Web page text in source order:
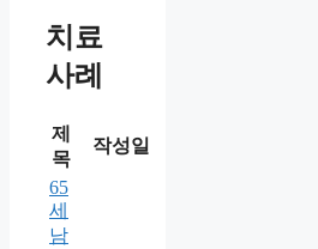
치료
사례
제
목
작성일
65
세
남